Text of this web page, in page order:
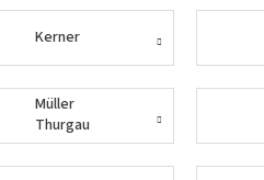
Kerner
Müller
Thurgau